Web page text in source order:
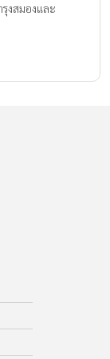
งสมองและ
ยชน์ดีๆ จาก